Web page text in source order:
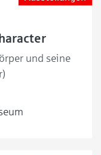
und seine